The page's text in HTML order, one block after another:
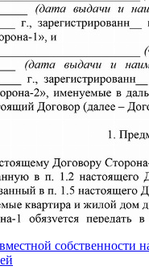
собственности